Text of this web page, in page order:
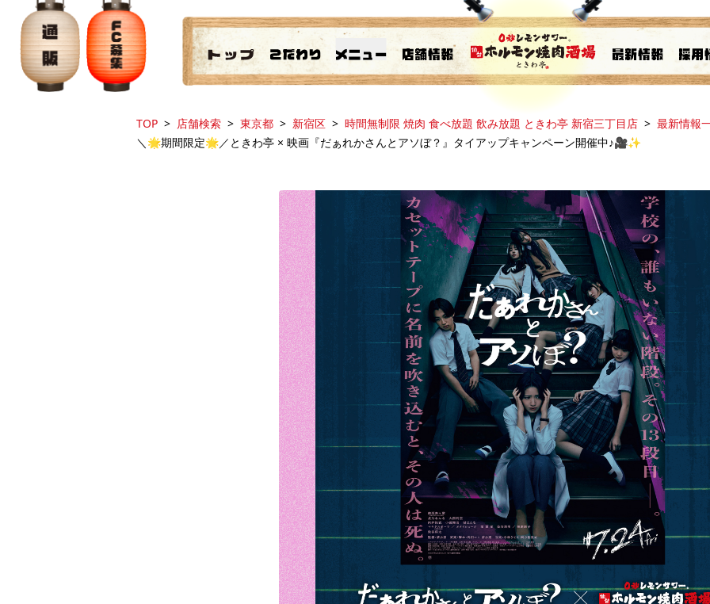
TOP 店舗検索 東京都 新宿区 時間無制限 焼肉 食べ放題 飲み放題 ときわ亭 新宿三丁目店
最新情報
＼🌟期間限定🌟／ときわ亭 × 映画『だぁれかさんとアソぼ？』タイアップキャンペーン開催中♪🎥✨